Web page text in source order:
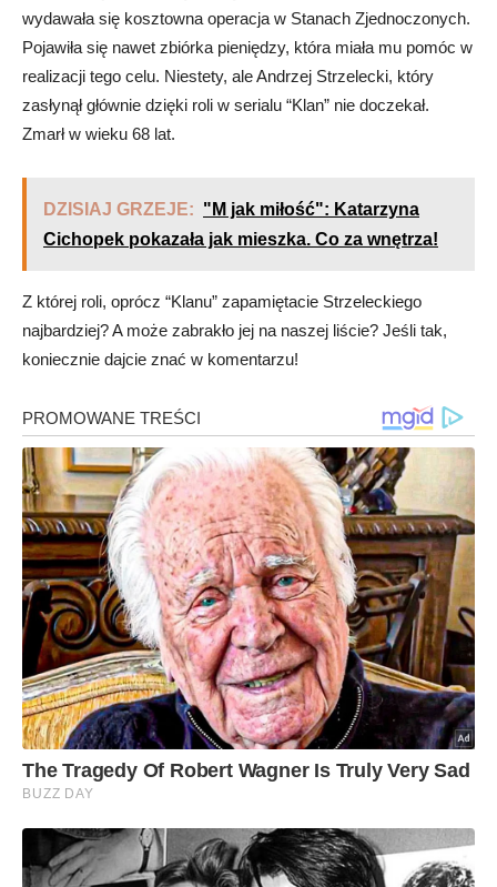
wydawała się kosztowna operacja w Stanach Zjednoczonych.
Pojawiła się nawet zbiórka pieniędzy, która miała mu pomóc w
realizacji tego celu. Niestety, ale Andrzej Strzelecki, który
zasłynął głównie dzięki roli w serialu “Klan” nie doczekał.
Zmarł w wieku 68 lat.
DZISIAJ GRZEJE: "M jak miłość": Katarzyna
Cichopek pokazała jak mieszka. Co za wnętrza!
Z której roli, oprócz “Klanu” zapamiętacie Strzeleckiego
najbardziej? A może zabrakło jej na naszej liście? Jeśli tak,
koniecznie dajcie znać w komentarzu!